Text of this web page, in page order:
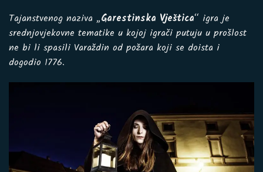
Tajanstvenog naziva „Garestinska Vještica“ igra je
srednjovjekovne tematike u kojoj igrači putuju u prošlost
ne bi li spasili Varaždin od požara koji se doista i
dogodio 1776.